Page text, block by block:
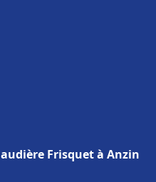
Frisquet à Anzin